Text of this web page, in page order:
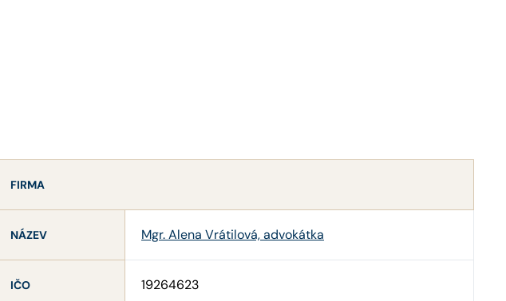
FIRMA
NÁZEV Mgr. Alena Vrátilová, advokátka
IČO 19264623